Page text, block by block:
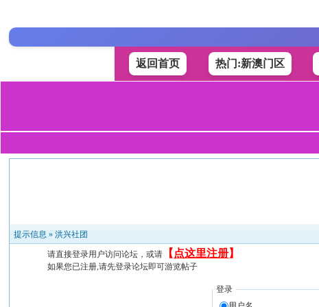
返回首页 热门:新澳门区
提示信息 »洪兴社团
请直接登录用户访问论坛，或请 【 点这里注册】
如果您已注册,请先登录论坛即可游览帖子
登录